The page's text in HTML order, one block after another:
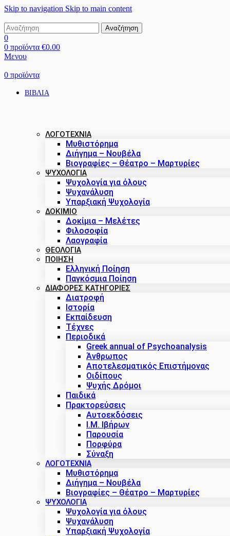
Skip to navigation Skip to main content
Αναζήτηση
0
0 προϊόντα €0.00
Μενου
0 προϊόντα
ΒΙΒΛΙΑ
ΛΟΓΟΤΕΧΝΙΑ
Μυθιστόρημα
Διήγημα – Νουβέλα
Βιογραφίες – Θέατρο – Μαρτυρίες
ΨΥΧΟΛΟΓΙΑ
Ψυχολογία για όλους
Ψυχανάλυση
Υπαρξιακή Ψυχολογία
ΔΟΚΊΜΙΟ
Δοκίμια – Μελέτες
Φιλοσοφία
Λαογραφία
ΘΕΟΛΟΓΙΑ
ΠΟΙΗΣΗ
Ελληνική Ποίηση
Παγκόσμια Ποίηση
ΔΙΑΦΟΡΕΣ ΚΑΤΗΓΟΡΙΕΣ
Διατροφή
Ιστορία
Εκπαίδευση
Τέχνες
Περιοδικά
Greek annual of Psychoanalysis
Άνθρωπος
Αποτελεσματικός Επιστήμονας
Οιδίπους
Ψυχής Δρόμοι
Παιδικά
Πρακτoρεύσεις
Αυτοεκδόσεις
Ι.Μ. Ιβήρων
Παρουσία
Πορφύρα
Σύναξη
ΛΟΓΟΤΕΧΝΙΑ
Μυθιστόρημα
Διήγημα – Νουβέλα
Βιογραφίες – Θέατρο – Μαρτυρίες
ΨΥΧΟΛΟΓΙΑ
Ψυχολογία για όλους
Ψυχανάλυση
Υπαρξιακή Ψυχολογία